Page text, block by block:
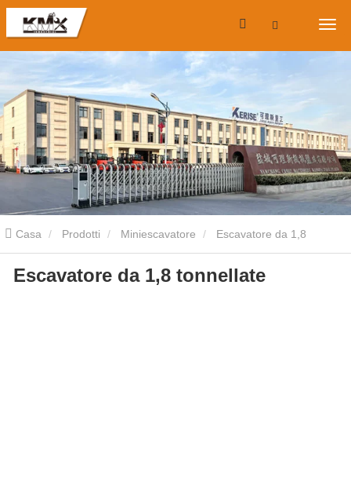
Casa Prodotti Miniescavatore Escavatore da 1,8
tonnellate Escavatore da 1,8 tonnellate
Escavatore da 1,8 tonnellate